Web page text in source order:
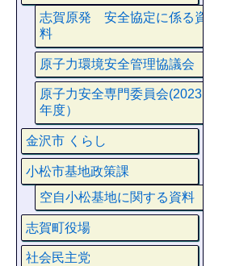
志賀原発 安全協定に係る資
料
原子力環境安全管理協議会
原子力安全専門委員会(2023
年度）
金沢市 くらし
小松市基地政策課
空自小松基地に関する資料
志賀町役場
社会民主党